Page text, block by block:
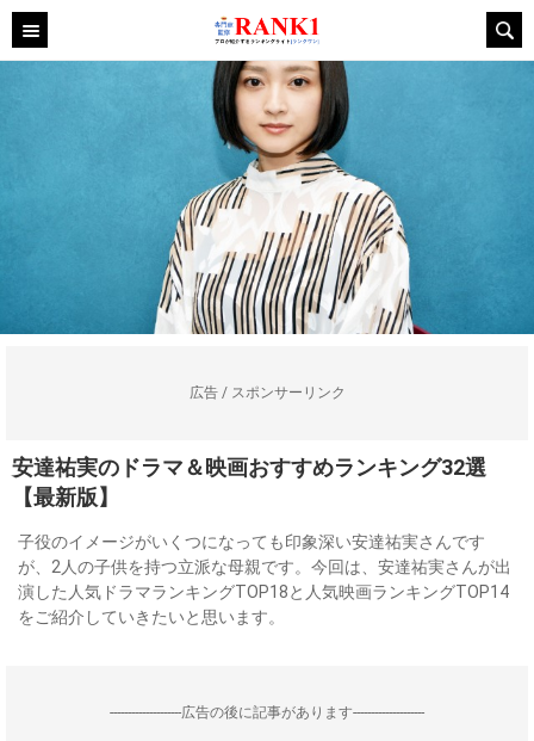
広告 / スポンサーリンク
安達祐実のドラマ＆映画おすすめランキング32選
【最新版】
子役のイメージがいくつになっても印象深い安達祐実さんです
が、2人の子供を持つ立派な母親です。今回は、安達祐実さんが出
演した人気ドラマランキングTOP18と人気映画ランキングTOP14
をご紹介していきたいと思います。
--------------------広告の後に記事があります--------------------